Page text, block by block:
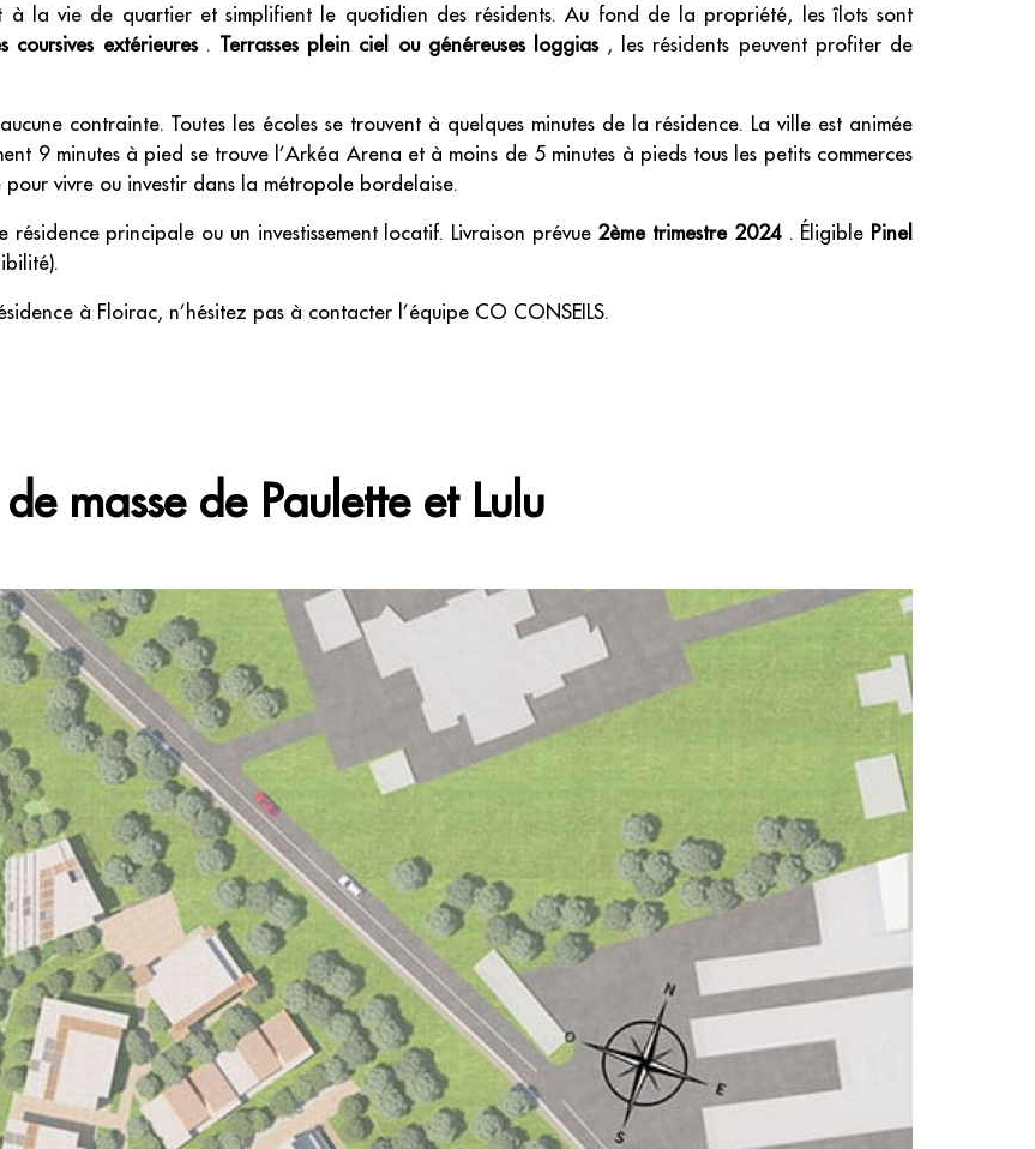
à la vie de quartier et simplifient le quotidien des résidents. Au fond de la propriété, les îlots sont
coursives extérieures . Terrasses plein ciel ou généreuses loggias , les résidents peuvent profiter de
contrainte. Toutes les écoles se trouvent à quelques minutes de la résidence. La ville est animée
9 minutes à pied se trouve l’Arkéa Arena et à moins de 5 minutes à pieds tous les petits commerces
vivre ou investir dans la métropole bordelaise.
principale ou un investissement locatif. Livraison prévue 2ème trimestre 2024 . Éligible Pinel
à Floirac, n’hésitez pas à contacter l’équipe CO CONSEILS.
masse de Paulette et Lulu